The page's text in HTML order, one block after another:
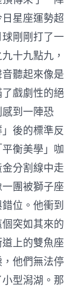
星座運勢超
剛剛打了一
十九點九，
聽起來像是
戲劇性的絕
到一陣恐
後的標準反
衡美學」咖
分割線中走
團被獅子座
位。他衝到
突如其來的
道上的雙魚座
他們無法停
型潟湖。那